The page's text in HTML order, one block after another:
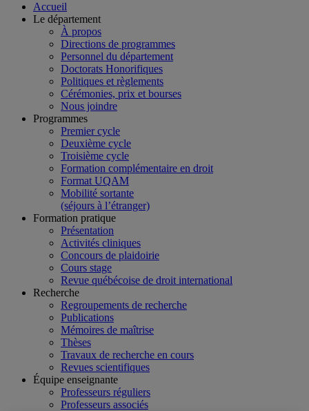
Accueil
Le département
À propos
Directions de programmes
Personnel du département
Doctorats Honorifiques
Politiques et règlements
Cérémonies, prix et bourses
Nous joindre
Programmes
Premier cycle
Deuxième cycle
Troisième cycle
Formation complémentaire en droit
Format UQAM
Mobilité sortante
(séjours à l’étranger)
Formation pratique
Présentation
Activités cliniques
Concours de plaidoirie
Cours stage
Revue québécoise de droit international
Recherche
Regroupements de recherche
Publications
Mémoires de maîtrise
Thèses
Travaux de recherche en cours
Revues scientifiques
Équipe enseignante
Professeurs réguliers
Professeurs associés